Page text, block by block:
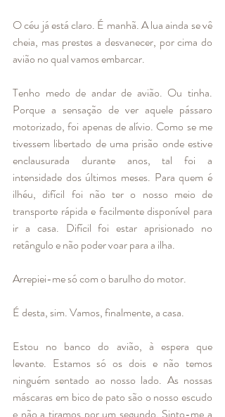
O céu já está claro. É manhã. A lua ainda se vê
cheia, mas prestes a desvanecer, por cima do
avião no qual vamos embarcar.
Tenho medo de andar de avião. Ou tinha.
Porque a sensação de ver aquele pássaro
motorizado, foi apenas de alívio. Como se me
tivessem libertado de uma prisão onde estive
enclausurada durante anos, tal foi a
intensidade dos últimos meses. Para quem é
ilhéu, difícil foi não ter o nosso meio de
transporte rápida e facilmente disponível para
ir a casa. Difícil foi estar aprisionado no
retângulo e não poder voar para a ilha.
Arrepiei-me só com o barulho do motor.
É desta, sim. Vamos, finalmente, a casa.
Estou no banco do avião, à espera que
levante. Estamos só os dois e não temos
ninguém sentado ao nosso lado. As nossas
máscaras em bico de pato são o nosso escudo
e não a tiramos por um segundo. Sinto-me a